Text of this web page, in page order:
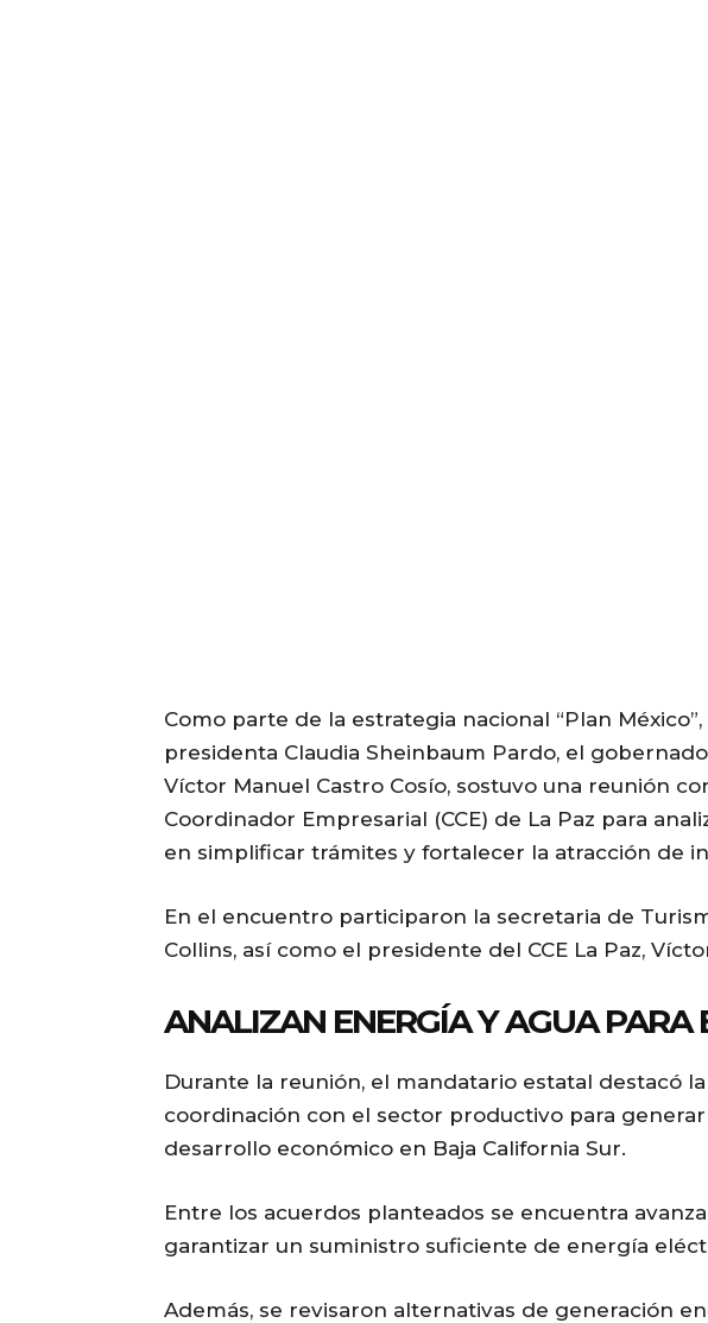
Como parte de la estrategia nacional “Plan
presidenta Claudia Sheinbaum Pardo, el
Víctor Manuel Castro Cosío, sostuvo una reunión
Coordinador Empresarial (CCE) de La Paz para
en simplificar trámites y fortalecer la atracción de
En el encuentro participaron la secretaria de
Collins, así como el presidente del CCE La Paz,
ANALIZAN ENERGÍA Y AGUA PARA
Durante la reunión, el mandatario estatal destacó
coordinación con el sector productivo para
desarrollo económico en Baja California Sur.
Entre los acuerdos planteados se encuentra
garantizar un suministro suficiente de energía
Además, se revisaron alternativas de generación